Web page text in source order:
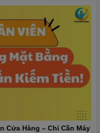
Cửa Hàng – Chỉ Cần Máy